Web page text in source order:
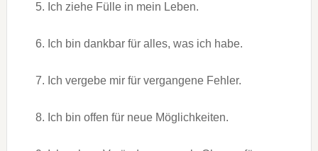
5. Ich ziehe Fülle in mein Leben.
6. Ich bin dankbar für alles, was ich habe.
7. Ich vergebe mir für vergangene Fehler.
8. Ich bin offen für neue Möglichkeiten.